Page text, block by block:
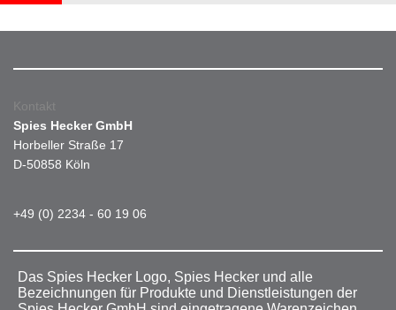
Kontakt
Spies Hecker GmbH
Horbeller Straße 17
D-50858 Köln
+49 (0) 2234 - 60 19 06
Das Spies Hecker Logo, Spies Hecker und alle
Bezeichnungen für Produkte und Dienstleistungen der